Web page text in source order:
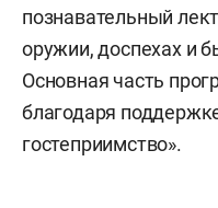
познавательный
оружии, доспехах и
Основная часть
благодаря
гостеприимство».